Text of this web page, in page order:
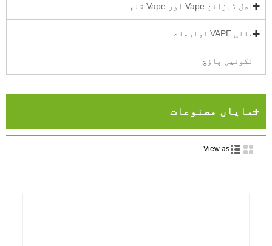
اصل ڈیزائن Vape اور Vape قلم
خالی VAPE لوازمات
نکوٹین پاؤچ
نمایاں مصنوعات
View as